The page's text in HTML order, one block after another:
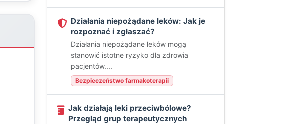
Działania niepożądane leków: Jak je
rozpoznać i zgłaszać?
Działania niepożądane leków mogą
stanowić istotne ryzyko dla zdrowia
pacjentów....
Bezpieczeństwo farmakoterapii
Jak działają leki przeciwbólowe?
Przegląd grup terapeutycznych